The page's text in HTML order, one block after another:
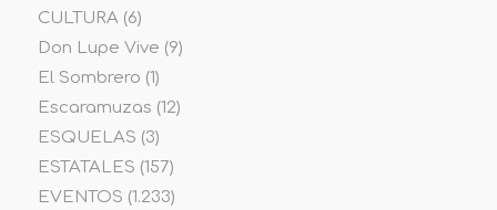
CULTURA(6)
Don Lupe Vive (9)
El Sombrero (1)
Escaramuzas (12)
ESQUELAS (3)
ESTATALES (157)
EVENTOS (1.233)